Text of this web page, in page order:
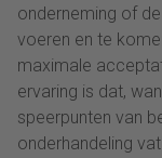
onderneming of
voeren en te
maximale
ervaring is dat,
speerpunten van
onderhandeling